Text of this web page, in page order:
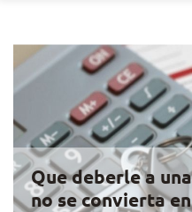
Que deberle a
no se convierta